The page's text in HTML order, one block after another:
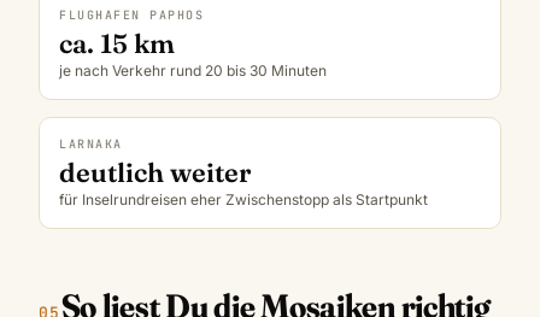
FLUGHAFEN PAPHOS
ca. 15 km
je nach Verkehr rund 20 bis 30 Minuten
LARNAKA
deutlich weiter
für Inselrundreisen eher Zwischenstopp als Startpunkt
So liest Du die Mosaiken richtig